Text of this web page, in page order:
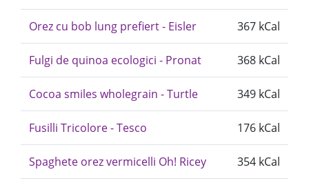
Orez cu bob lung prefiert - Eisler 367 kCal
Fulgi de quinoa ecologici - Pronat 368 kCal
Cocoa smiles wholegrain - Turtle 349 kCal
Fusilli Tricolore - Tesco 176 kCal
Spaghete orez vermicelli Oh! Ricey 354 kCal